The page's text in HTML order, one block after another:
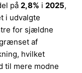
på2,8% i2025,
i udvalgte
for sjældne
af
hvilket
til mere modne